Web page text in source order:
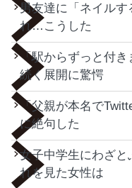
男友達に「ネイル
れ…こうした
「駅からずっと付き
続く展開に驚愕
「父親が本名で
に絶句した
女子中学生にわざ
れを見た女性は